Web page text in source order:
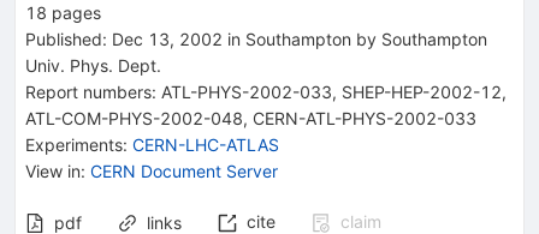
18 pages
Published: Dec 13, 2002 in Southampton by Southampton
Univ. Phys. Dept.
Report numbers: ATL-PHYS-2002-033, SHEP-HEP-2002-12,
ATL-COM-PHYS-2002-048, CERN-ATL-PHYS-2002-033
Experiments: CERN-LHC-ATLAS
View in: CERN Document Server
pdf links cite
claim